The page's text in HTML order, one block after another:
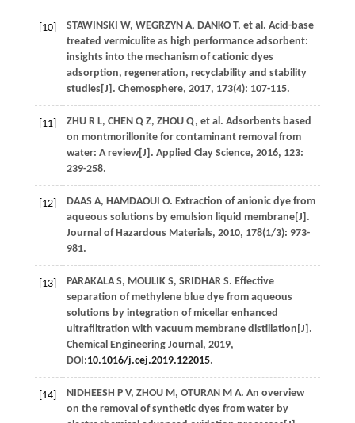
[10] STAWINSKI W, WEGRZYN A, DANKO T, et al. Acid-base
treated vermiculite as high performance adsorbent:
insights into the mechanism of cationic dyes
adsorption, regeneration, recyclability and stability
studies[J]. Chemosphere, 2017, 173(4): 107-115.
[11] ZHU R L, CHEN Q Z, ZHOU Q, et al. Adsorbents based
on montmorillonite for contaminant removal from
water: A review[J]. Applied Clay Science, 2016, 123:
239-258.
[12] DAAS A, HAMDAOUI O. Extraction of anionic dye from
aqueous solutions by emulsion liquid membrane[J].
Journal of Hazardous Materials, 2010, 178(1/3): 973-
981.
[13] PARAKALA S, MOULIK S, SRIDHAR S. Effective
separation of methylene blue dye from aqueous
solutions by integration of micellar enhanced
ultrafiltration with vacuum membrane distillation[J].
Chemical Engineering Journal , 2019,
DOI:10.1016/j.cej.2019.122015.
[14] NIDHEESH P V, ZHOU M, OTURAN M A. An overview
on the removal of synthetic dyes from water by